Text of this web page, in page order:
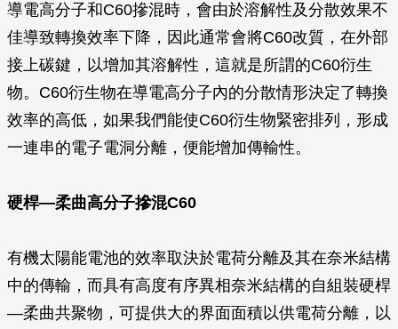
導電高分子和C60摻混時，會由於溶解性及分散效果不
佳導致轉換效率下降，因此通常會將C60改質，在外部
接上碳鍵，以增加其溶解性，這就是所謂的C60衍生
物。C60衍生物在導電高分子內的分散情形決定了轉換
效率的高低，如果我們能使C60衍生物緊密排列，形成
一連串的電子電洞分離，便能增加傳輸性。
硬桿—柔曲高分子摻混C60
有機太陽能電池的效率取決於電荷分離及其在奈米結構
中的傳輸，而具有高度有序異相奈米結構的自組裝硬桿
—柔曲共聚物，可提供大的界面面積以供電荷分離，以